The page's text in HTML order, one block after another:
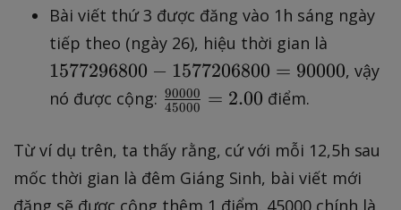
0
-
1
5
7
2
0
6
6
0
0
}
{
4
5
0
2
5
1
8
0
-
1
5
c
{
4
5
0
0
}
Bài viết thứ 3 được đăng vào 1h sáng ngày
tiếp theo (ngày 26), hiệu thời gian là
5
9
6
8
1577296800 − 1577206800 = 90000, vậy
nó được cộng: \
fr
a
c
{
45000
90000 = 2.00 điểm.
Từ ví dụ trên, ta thấy rằng, cứ với mỗi 12,5h sau
mốc thời gian là đêm Giáng Sinh, bài viết mới